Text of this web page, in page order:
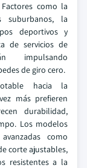
como la
suburbanos, la
deportivos y
de servicios de
impulsando
de giro cero.
hacia la
más prefieren
durabilidad,
Los modelos
como
corte ajustables,
resistentes a la